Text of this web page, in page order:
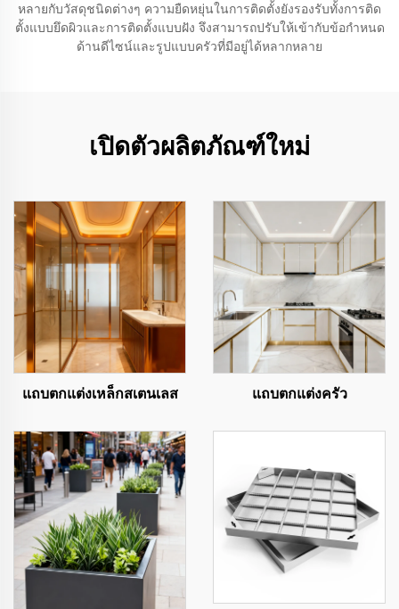
หลายกับวัสดุชนิดต่างๆ ความยืดหยุ่นในการติดตั้งยังรองรับทั้งการติด
ตั้งแบบยึดผิวและการติดตั้งแบบฝัง จึงสามารถปรับให้เข้ากับข้อกำหนด
ด้านดีไซน์และรูปแบบครัวที่มีอยู่ได้หลากหลาย
เปิดตัวผลิตภัณฑ์ใหม่
แถบตกแต่งเหล็กสเตนเลส แถบตกแต่งครัว